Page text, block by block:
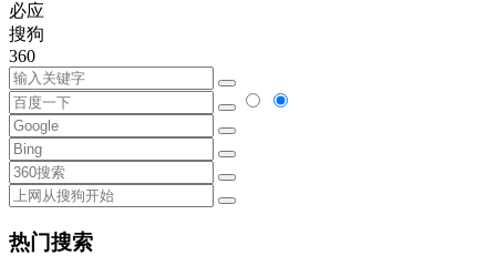
必应
搜狗
360
热门搜索